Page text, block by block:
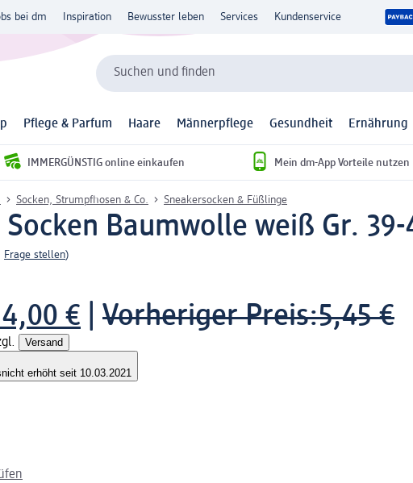
bei dm Inspiration Bewusster leben Services Kundenservice
Suchen und finden
Pflege & Parfum Haare Männerpflege Gesundheit Ernährung
IMMERGÜNSTIG online einkaufen Mein dm-App Vorteile nutzen
Socken, Strumpfhosen & Co. Sneakersocken & Füßlinge
Baumwolle weiß Gr.
Frage stellen)
4,00 € Vorheriger Preis:5,45 €
Versand
nicht erhöht seit 10.03.2021